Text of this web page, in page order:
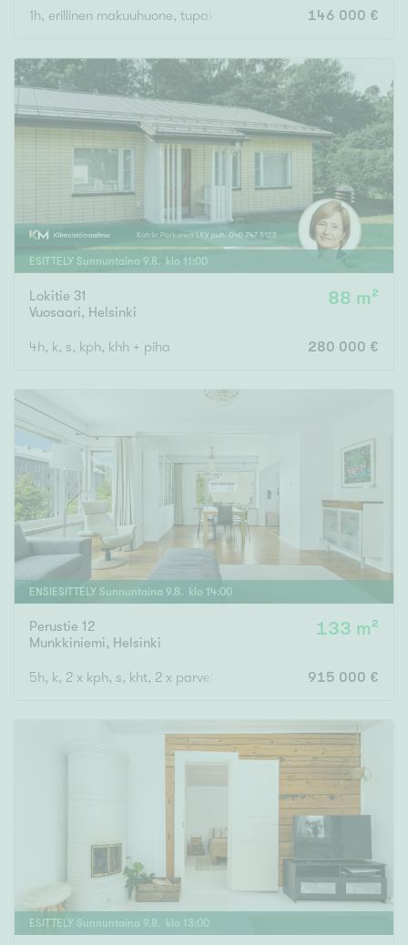
1h, erillinen makuuhuone, tupakeittiö, s, p 146 000 €
ESITTELY Sunnuntaina 9.8. klo 11 :00
Lokitie 31
Vuosaari, Helsinki
88 m²
4h, k, s, kph, khh + piha 280 000 €
ENSIESITTELY Sunnuntaina 9.8. klo 14:00
Perustie 12
Munkkiniemi, Helsinki
133 m²
5h, k, 2 x kph, s, kht, 2 x parveke 915 000 €
ESITTELY Sunnuntaina 9.8. klo 13:00